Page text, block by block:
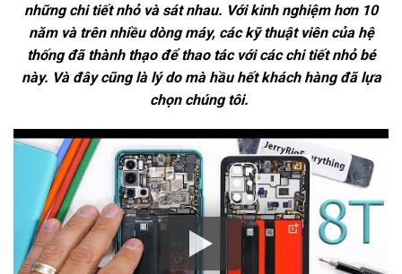
những chi tiết nhỏ và sát nhau. Với kinh nghiệm hơn 10
năm và trên nhiều dòng máy, các kỹ thuật viên của hệ
thống đã thành thạo để thao tác với các chi tiết nhỏ bé
này. Và đây cũng là lý do mà hầu hết khách hàng đã lựa
chọn chúng tôi.